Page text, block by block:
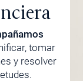
tomar
y resolver